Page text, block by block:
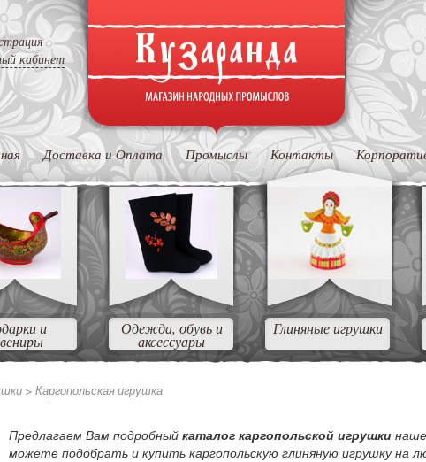
кабинет
Доставка и Оплата Промыслы Контакты
и Одежда, обувь и
аксессуары
Глиняные игрушки
> Каргопольская игрушка
Предлагаем Вам подробный каталог каргопольской игрушки
можете подобрать и купить каргопольскую глиняную игрушку на